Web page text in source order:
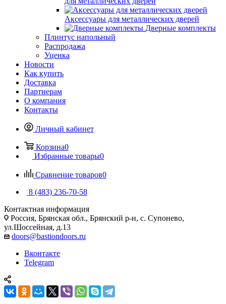
Аксессуары для металлических дверей
Дверные комплекты
Плинтус напольный
Распродажа
Уценка
Новости
Как купить
Доставка
Партнерам
О компания
Контакты
Личный кабинет
Корзина0
Избранные товары0
Сравнение товаров0
8 (483) 236-70-58
Контактная информация
Россия, Брянская обл., Брянский р-н, с. Супонево,
ул.Шоссейная, д.13
doors@bastiondoors.ru
Вконтакте
Telegram